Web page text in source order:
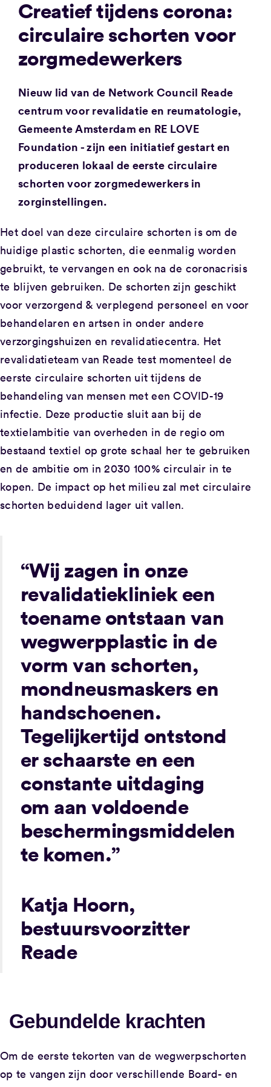
Creatief tijdens corona:
circulaire schorten voor
zorgmedewerkers
Nieuw lid van de Network Council Reade
centrum voor revalidatie en reumatologie,
Gemeente Amsterdam en RE LOVE
Foundation - zijn een initiatief gestart en
produceren lokaal de eerste circulaire
schorten voor zorgmedewerkers in
zorginstellingen.
Het doel van deze circulaire schorten is om de
huidige plastic schorten, die eenmalig worden
gebruikt, te vervangen en ook na de coronacrisis
te blijven gebruiken. De schorten zijn geschikt
voor verzorgend & verplegend personeel en voor
behandelaren en artsen in onder andere
verzorgingshuizen en revalidatiecentra. Het
revalidatieteam van Reade test momenteel de
eerste circulaire schorten uit tijdens de
behandeling van mensen met een COVID-19
infectie. Deze productie sluit aan bij de
textielambitie van overheden in de regio om
bestaand textiel op grote schaal her te gebruiken
en de ambitie om in 2030 100% circulair in te
kopen. De impact op het milieu zal met circulaire
schorten beduidend lager uit vallen.
“Wij zagen in onze
revalidatiekliniek een
toename ontstaan van
wegwerpplastic in de
vorm van schorten,
mondneusmaskers en
handschoenen.
Tegelijkertijd ontstond
er schaarste en een
constante uitdaging
om aan voldoende
beschermingsmiddelen
te komen.”
Katja Hoorn,
bestuursvoorzitter
Reade
Gebundelde krachten
Om de eerste tekorten van de wegwerpschorten
op te vangen zijn door verschillende Board- en